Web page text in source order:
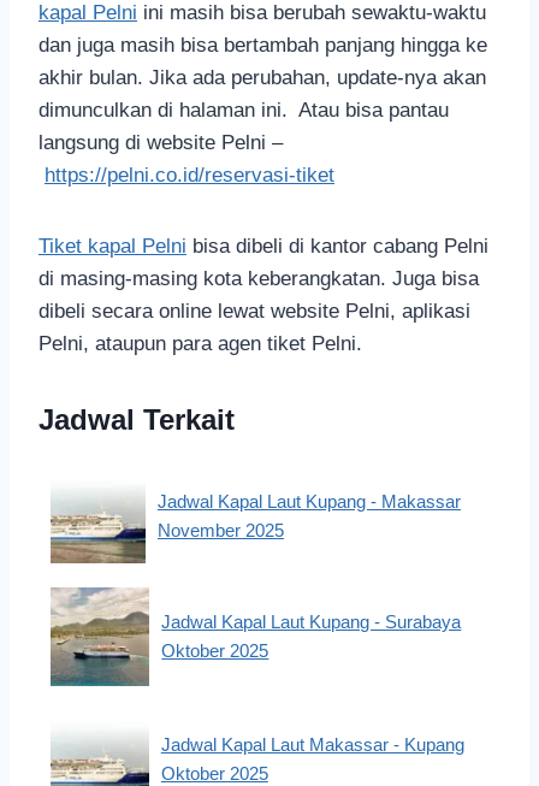
kapal Pelni ini masih bisa berubah sewaktu-waktu
dan juga masih bisa bertambah panjang hingga ke
akhir bulan. Jika ada perubahan, update-nya akan
dimunculkan di halaman ini. Atau bisa pantau
langsung di website Pelni –
https://pelni.co.id/reservasi-tiket
Tiket kapal Pelni bisa dibeli di kantor cabang Pelni
di masing-masing kota keberangkatan. Juga bisa
dibeli secara online lewat website Pelni, aplikasi
Pelni, ataupun para agen tiket Pelni.
Jadwal Terkait
Jadwal Kapal Laut Kupang - Makassar
November 2025
Jadwal Kapal Laut Kupang - Surabaya
Oktober 2025
Jadwal Kapal Laut Makassar - Kupang
Oktober 2025